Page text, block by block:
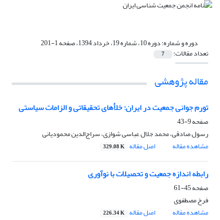
دوره و شماره:دوره 10، شماره 19، خرداد 1394، صفحه 1-201
تعداد مقالات: 7
مقاله پژوهشی
تورم جوانی جمعیت در ایران: خلأهای تحقیقاتی و الزامات سیاستی
صفحه9-43
رسول صادقی، محمد جلال عباسی شوازی، سراج‌الدین محمودیانی
مشاهده مقاله
اصل مقاله 329.08 K
رابطه اندازه جمعیت و تحصیلات با نوآوری
صفحه45-61
فرخ مصطفوی
مشاهده مقاله
اصل مقاله 226.34 K